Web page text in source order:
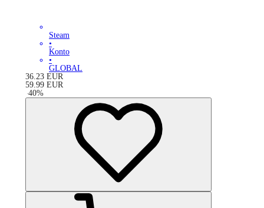
Steam
•
Konto
•
GLOBAL
36.23 EUR
59.99 EUR
-40%